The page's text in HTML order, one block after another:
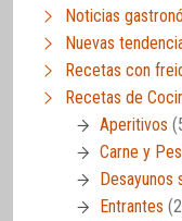
Noticias
Nuevas
Recetas con
Recetas de
Aperitivos
Carne y
Desayunos
Entrantes